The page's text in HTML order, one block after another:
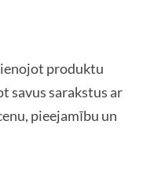
produktu
savus sarakstus ar
pieejamību un